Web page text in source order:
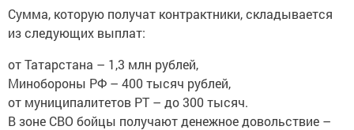
Сумма, которую получат контрактники, складывается
из следующих выплат:
от Татарстана – 1,3 млн рублей,
Минобороны РФ – 400 тысяч рублей,
от муниципалитетов РТ – до 300 тысяч.
В зоне СВО бойцы получают денежное довольствие –